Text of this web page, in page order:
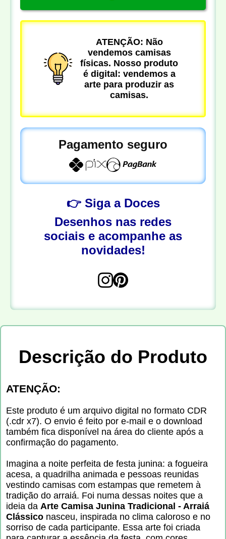
ATENÇÃO: Não
vendemos camisas
físicas. Nosso produto
é digital: vendemos a
arte para produzir as
camisas.
Pagamento seguro
👉 Siga a Doces
Desenhos nas redes
sociais e acompanhe as
novidades!
Descrição do Produto
ATENÇÃO:
Este produto é um arquivo digital no formato CDR
(.cdr x7). O envio é feito por e-mail e o download
também fica disponível na área do cliente após a
confirmação do pagamento.
Imagina a noite perfeita de festa junina: a fogueira
acesa, a quadrilha animada e pessoas reunidas
vestindo camisas com estampas que remetem à
tradição do arraiá. Foi numa dessas noites que a
ideia da Arte Camisa Junina Tradicional - Arraiá
Clássico nasceu, inspirada no clima caloroso e no
sorriso de cada participante. Essa arte foi criada